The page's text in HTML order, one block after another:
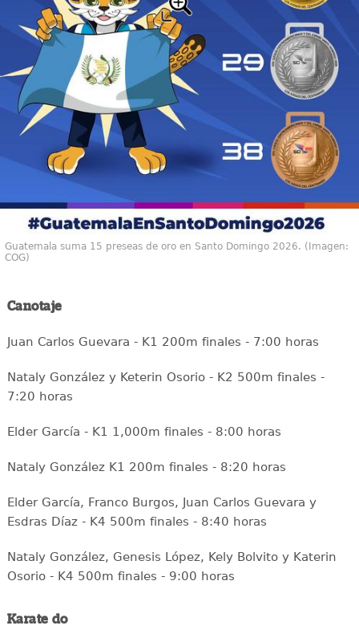
Guatemala suma 15 preseas de oro en Santo Domingo 2026. (Imagen:
COG)
Canotaje
Juan Carlos Guevara - K1 200m finales - 7:00 horas
Nataly González y Keterin Osorio - K2 500m finales -
7:20 horas
Elder García - K1 1,000m finales - 8:00 horas
Nataly González K1 200m finales - 8:20 horas
Elder García, Franco Burgos, Juan Carlos Guevara y
Esdras Díaz - K4 500m finales - 8:40 horas
Nataly González, Genesis López, Kely Bolvito y Katerin
Osorio - K4 500m finales - 9:00 horas
Karate do